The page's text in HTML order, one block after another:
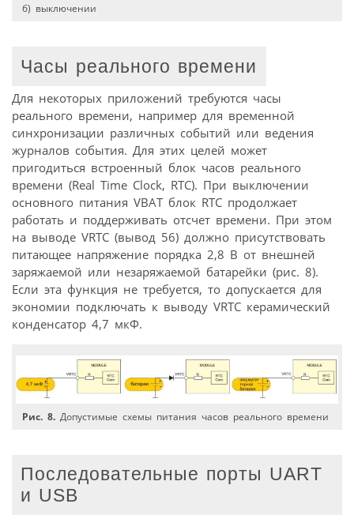
б) выключении
Часы реального времени
Для некоторых приложений требуются часы
реального времени, например для временной
синхронизации различных событий или ведения
журналов события. Для этих целей может
пригодиться встроенный блок часов реального
времени (Real Time Clock, RTC). При выключении
основного питания VBAT блок RTC продолжает
работать и поддерживать отсчет времени. При этом
на выводе VRTC (вывод 56) должно присутствовать
питающее напряжение порядка 2,8 В от внешней
заряжаемой или незаряжаемой батарейки (рис. 8).
Если эта функция не требуется, то допускается для
экономии подключать к выводу VRTC керамический
конденсатор 4,7 мкФ.
Рис. 8. Допустимые схемы питания часов реального времени
Последовательные порты UART
и USB